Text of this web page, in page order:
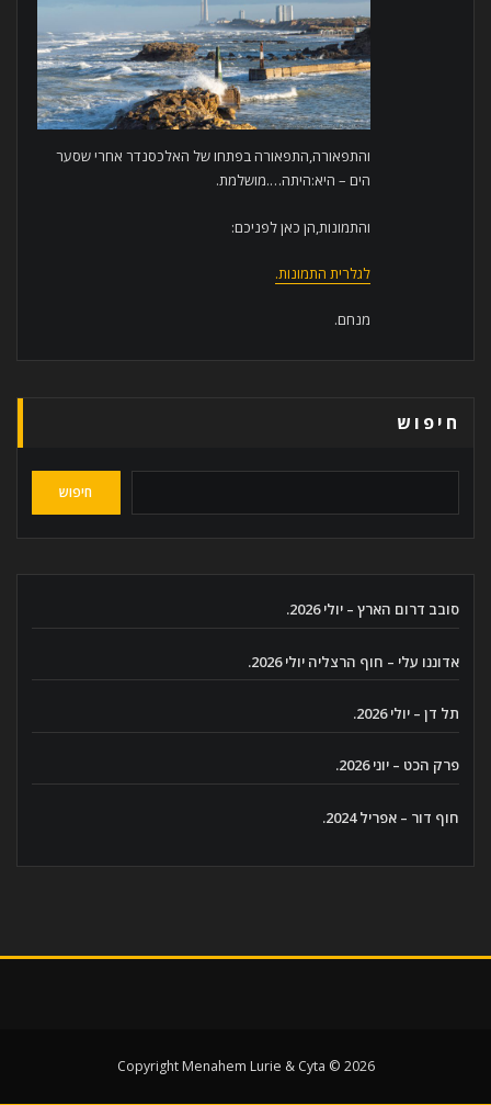
והתפאורה,התפאורה בפתחו של האלכסנדר אחרי שסער
הים – היא:היתה….מושלמת.
והתמונות,הן כאן לפניכם:
לגלרית התמונות.
מנחם.
חיפוש
חיפוש
סובב דרום הארץ – יולי 2026.
אדוננו עלי – חוף הרצליה יולי 2026.
תל דן – יולי 2026.
פרק הכט – יוני 2026.
חוף דור – אפריל 2024.
Copyright Menahem Lurie & Cyta © 2026